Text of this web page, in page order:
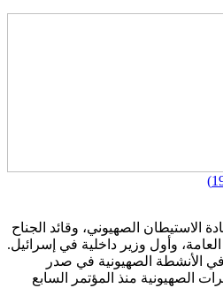
الصهيوني، وقائد الجناح
وأول وزير داخلية في إسرائيل.
الأنشطة الصهيونية في صدر
منذ المؤتمر السابع